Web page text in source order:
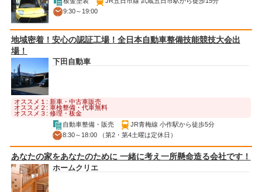
9:30～19:00
地域密着！安心の認証工場！全日本自動車整備技能競技大会出
場！
下田自動車
オススメ１: 新車・中古車販売
オススメ２: 車検整備・代車無料
オススメ３: 修理・板金
自動車整備・販売
JR青梅線 小作駅から徒歩5分
8:30～18:00 （第2・第4土曜は定休日）
あなたの家をあなたのために 一緒に考え一所懸命造る会社です！
ホームクリエ